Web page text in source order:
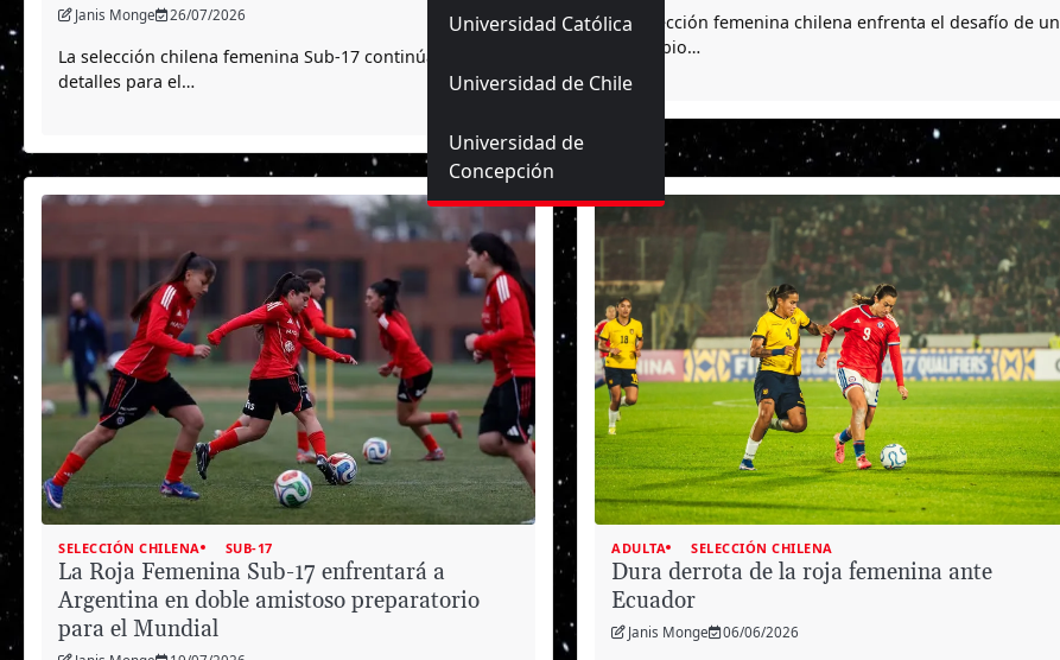
Universidad Católica
Universidad de Chile
Universidad de
Concepción
Janis Monge 26/07/2026
La selección chilena femenina Sub-17 continúa afinando
detalles para el…
La selección femenina chilena enfrenta el desafío de un
recambio…
SELECCIÓN CHILENA SUB-17
La Roja Femenina Sub-17 enfrentará a
Argentina en doble amistoso preparatorio
para el Mundial
ADULTA SELECCIÓN CHILENA
Dura derrota de la roja femenina ante
Ecuador
Janis Monge 06/06/2026